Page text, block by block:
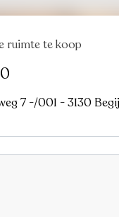
ruimte te koop
7 -/001 - 3130